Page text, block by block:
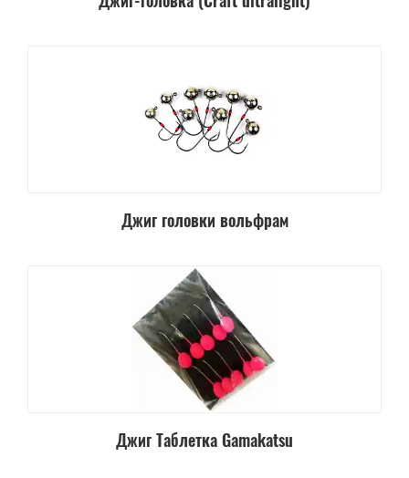
Джиг головки вольфрам
Джиг Таблетка Gamakatsu